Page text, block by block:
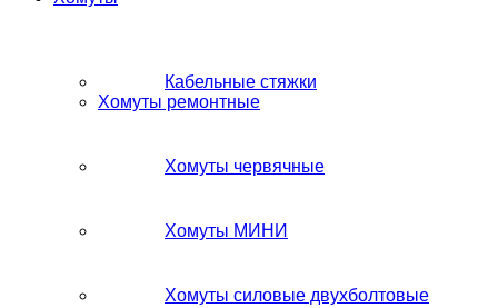
Кабельные стяжки
Хомуты ремонтные
Хомуты червячные
Хомуты МИНИ
Хомуты силовые двухболтовые